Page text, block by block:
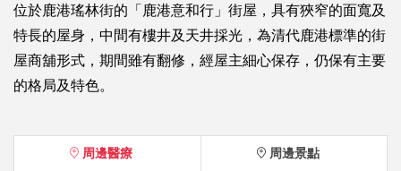
位於鹿港瑤林街的「鹿港意和行」街屋，具有狹窄的面寬及
特長的屋身，中間有樓井及天井採光，為清代鹿港標準的街
屋商舖形式，期間雖有翻修，經屋主細心保存，仍保有主要
的格局及特色。
周邊醫療 周邊景點